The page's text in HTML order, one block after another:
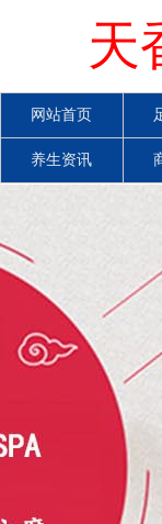
天
网站首页
养生资讯